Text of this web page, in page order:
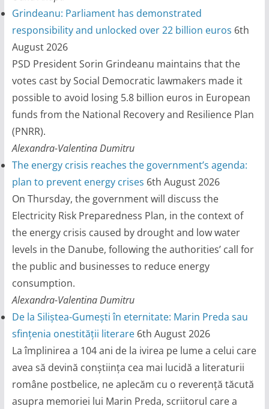
Grindeanu: Parliament has demonstrated
responsibility and unlocked over 22 billion euros 6th
August 2026
PSD President Sorin Grindeanu maintains that the
votes cast by Social Democratic lawmakers made it
possible to avoid losing 5.8 billion euros in European
funds from the National Recovery and Resilience Plan
(PNRR).
Alexandra-Valentina Dumitru
The energy crisis reaches the government’s agenda:
plan to prevent energy crises 6th August 2026
On Thursday, the government will discuss the
Electricity Risk Preparedness Plan, in the context of
the energy crisis caused by drought and low water
levels in the Danube, following the authorities’ call for
the public and businesses to reduce energy
consumption.
Alexandra-Valentina Dumitru
De la Siliștea-Gumești în eternitate: Marin Preda sau
sfințenia onestității literare 6th August 2026
La împlinirea a 104 ani de la ivirea pe lume a celui care
avea să devină conștiința cea mai lucidă a literaturii
române postbelice, ne aplecăm cu o reverență tăcută
asupra memoriei lui Marin Preda, scriitorul care a